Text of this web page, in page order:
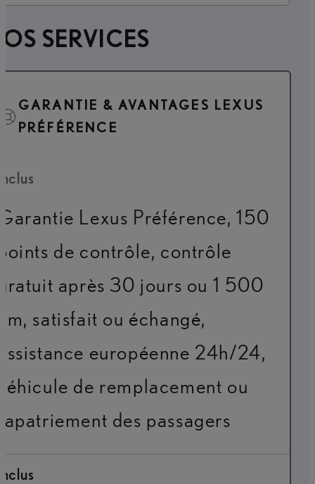
SERVICES
GARANTIE & AVANTAGES LEXUS
PRÉFÉRENCE
Lexus Préférence, 150
de contrôle, contrôle
après 30 jours ou 1 500
satisfait ou échangé,
européenne 24h/24,
de remplacement ou
des passagers